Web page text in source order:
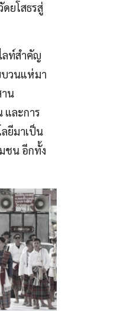
ยโสธรสู่
ลท์สำคัญ
บวนแห่มา
น
และการ
ยีมาเป็น
ชน อีกทั้ง